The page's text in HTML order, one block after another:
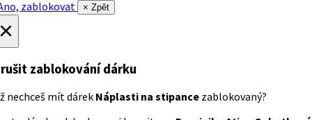
zablokovat
× Zpět
zablokování dárku
nechceš mít dárek Náplasti na stipance zablokovaný?